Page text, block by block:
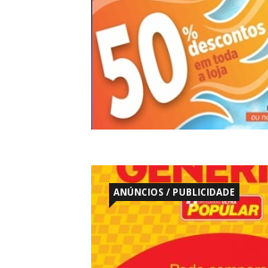
ANÚNCIOS / PUBLICIDADE